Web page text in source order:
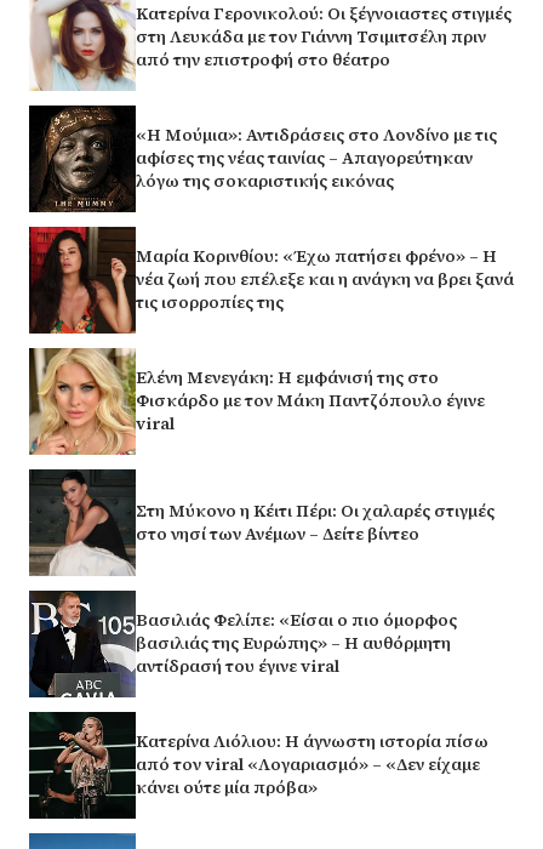
Κατερίνα Γερονικολού: Οι ξέγνοιαστες στιγμές
στη Λευκάδα με τον Γιάννη Τσιμιτσέλη πριν
από την επιστροφή στο θέατρο
«Η Μούμια»: Αντιδράσεις στο Λονδίνο με τις
αφίσες της νέας ταινίας – Απαγορεύτηκαν
λόγω της σοκαριστικής εικόνας
Μαρία Κορινθίου: «Έχω πατήσει φρένο» – Η
νέα ζωή που επέλεξε και η ανάγκη να βρει ξανά
τις ισορροπίες της
Ελένη Μενεγάκη: Η εμφάνισή της στο
Φισκάρδο με τον Μάκη Παντζόπουλο έγινε
viral
Στη Μύκονο η Κέιτι Πέρι: Οι χαλαρές στιγμές
στο νησί των Ανέμων – Δείτε βίντεο
Βασιλιάς Φελίπε: «Είσαι ο πιο όμορφος
βασιλιάς της Ευρώπης» – Η αυθόρμητη
αντίδρασή του έγινε viral
Κατερίνα Λιόλιου: Η άγνωστη ιστορία πίσω
από τον viral «Λογαριασμό» – «Δεν είχαμε
κάνει ούτε μία πρόβα»